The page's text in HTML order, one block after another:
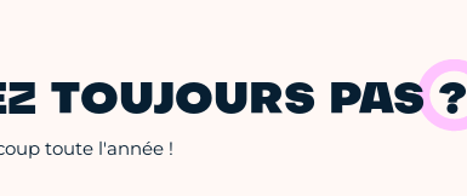
TOUJOURS PAS ?
toute l'année !